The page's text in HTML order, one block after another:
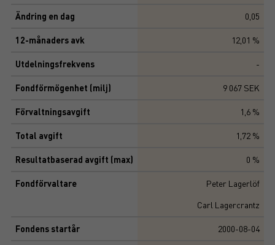
Ändring en dag 0,05
12-månaders avk 12,01 %
Utdelningsfrekvens -
Fondförmögenhet (milj) 9 067 SEK
Förvaltningsavgift 1,6 %
Total avgift 1,72 %
Resultatbaserad avgift (max) 0 %
Fondförvaltare
Peter Lagerlöf
Carl Lagercrantz
Fondens startår 2000-08-04